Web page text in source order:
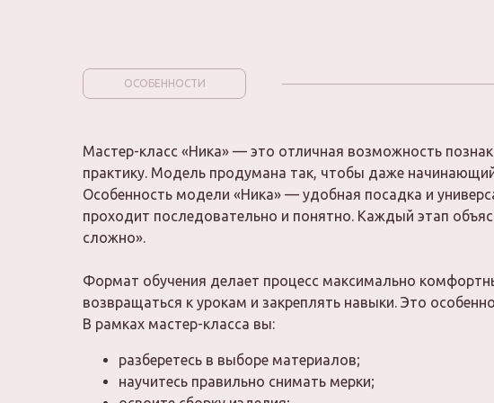
Мастер-класс «Ника» — это отличная возможность
практику. Модель продумана так, чтобы даже начинающий
Особенность модели «Ника» — удобная посадка и
проходит последовательно и понятно. Каждый этап
сложно».
Формат обучения делает процесс максимально
возвращаться к урокам и закреплять навыки. Это
В рамках мастер-класса вы:
разберетесь в выборе материалов;
научитесь правильно снимать мерки;
ОСОБЕННОСТИ